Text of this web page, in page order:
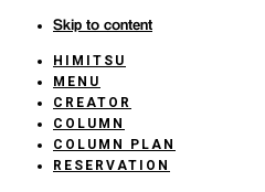
Skip to content
HOME
HIMITSU
MENU
CREATOR
COLUMN
COLUMN PLAN
RESERVATION